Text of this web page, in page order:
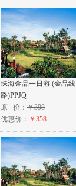
珠海金品一日游 (金品线
路)PPJQ
原 价： ￥398
优惠价： ￥358